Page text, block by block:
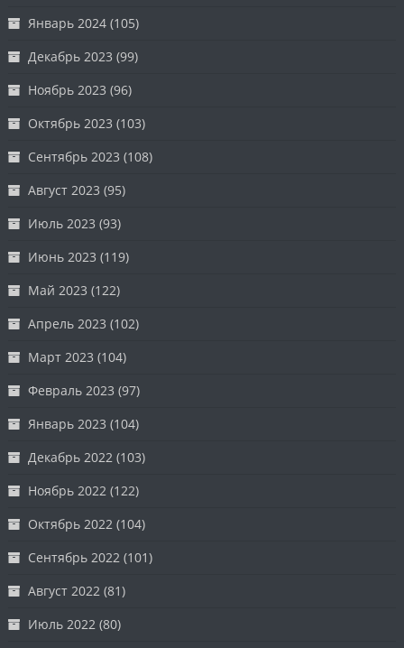
Январь 2024 (105)
Декабрь 2023 (99)
Ноябрь 2023 (96)
Октябрь 2023 (103)
Сентябрь 2023 (108)
Август 2023 (95)
Июль 2023 (93)
Июнь 2023 (119)
Май 2023 (122)
Апрель 2023 (102)
Март 2023 (104)
Февраль 2023 (97)
Январь 2023 (104)
Декабрь 2022 (103)
Ноябрь 2022 (122)
Октябрь 2022 (104)
Сентябрь 2022 (101)
Август 2022 (81)
Июль 2022 (80)